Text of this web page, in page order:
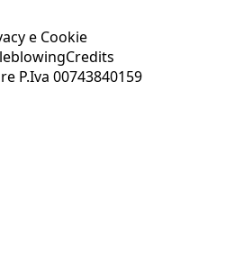
e Cookie
Credits
P.Iva 00743840159